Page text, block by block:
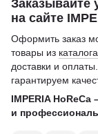
Заказывайте
на сайте
Оформить заказ
товары из каталога
доставки и
гарантируем
IMPERIA
и